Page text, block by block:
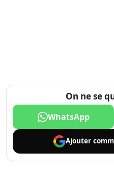
On ne se
WhatsApp
Ajouter